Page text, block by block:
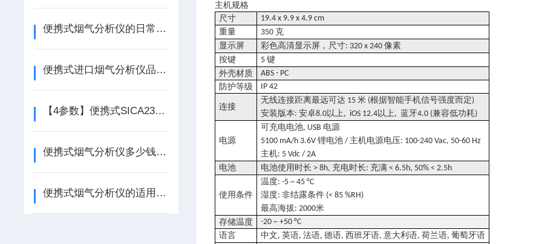
便携式烟气分析仪的日常维护、校准与常见故障排查
便携式进口烟气分析仪品牌推荐
【4参数】便携式SICA230进口烟气分析仪 高精度NOX/SO2测量
便携式烟气分析仪多少钱?看看它的影响因素
便携式烟气分析仪的适用范围
主机规格
尺寸
19.4 x 9.9 x 4.9 cm
重量
350 克
显示屏
彩色高清显示屏，尺寸: 320 x 240像素
按键
5键
外壳材质
ABS - PC
防护等级
IP 42
连接
无线连接距离最远可达 15米 (根据智能手机信号强度而定)
安装版本:安卓8.0以上, iOS 12.4以上,蓝牙4.0 (兼容低功耗)
电源
可充电电池, USB 电源
5100 mA/h 3.6V锂电池 /主机电源电压: 100-240 Vac, 50-60 Hz
主机: 5 Vdc / 2A
电池
电池使用时长 > 8h, 充电时长: 充满 < 6.5h, 50% < 2.5h
使用条件
温度: -5 ~ 45 °C
湿度:非结露条件 (< 85 %RH)
最高海拔: 2000米
存储温度
-20 ~ +50 °C
语言
中文,英语,法语,德语, 西班牙语,意大利语,荷兰语,葡萄牙语